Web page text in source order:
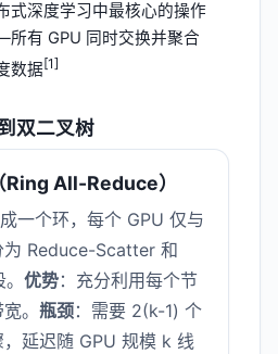
式深度学习中最核心的操作
有 GPU 同时交换并聚合
数据 [1]
双二叉树
Ring All-Reduce）
一个环，每个 GPU 仅与
为 Reduce-Scatter 和
优势：充分利用每个节
。 瓶颈：需要 2(k-1) 个
延迟随 GPU 规模 k 线